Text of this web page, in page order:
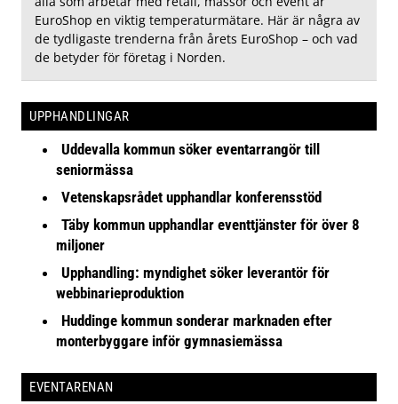
EuroShop en viktig temperaturmätare. Här är några av
de tydligaste trenderna från årets EuroShop – och vad
de betyder för företag i Norden.
UPPHANDLINGAR
Uddevalla kommun söker eventarrangör till
seniormässa
Vetenskapsrådet upphandlar konferensstöd
Täby kommun upphandlar eventtjänster för över 8
miljoner
Upphandling: myndighet söker leverantör för
webbinarieproduktion
Huddinge kommun sonderar marknaden efter
monterbyggare inför gymnasiemässa
EVENTARENAN